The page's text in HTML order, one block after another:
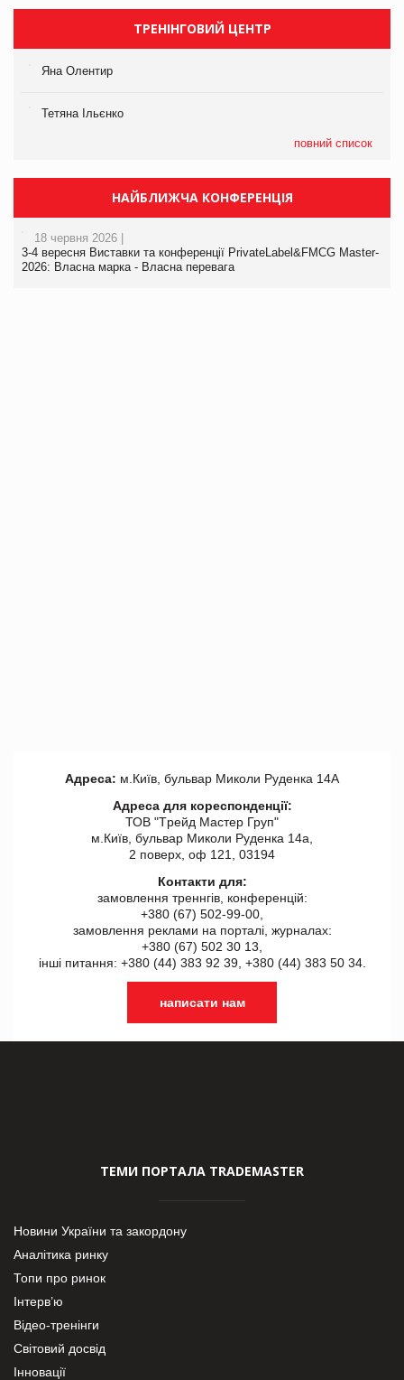
ТРЕНІНГОВИЙ ЦЕНТР
Яна Олентир
Тетяна Ільєнко
повний список
НАЙБЛИЖЧА КОНФЕРЕНЦІЯ
18 червня 2026 |
3-4 вересня Виставки та конференції PrivateLabel&FMCG Master-
2026: Власна марка - Власна перевага
Адреса: м.Київ, бульвар Миколи Руденка 14А
Адреса для кореспонденції:
ТОВ "Tрейд Мастер Груп"
м.Київ, бульвар Миколи Руденка 14а,
2 поверх, оф 121, 03194
Контакти для:
замовлення треннгів, конференцій:
+380 (67) 502-99-00,
замовлення реклами на порталі, журналах:
+380 (67) 502 30 13,
інші питання: +380 (44) 383 92 39, +380 (44) 383 50 34.
написати нам
ТЕМИ ПОРТАЛА TRADEMASTER
Новини України та закордону
Аналітика ринку
Топи про ринок
Інтерв’ю
Відео-тренінги
Світовий досвід
Інновації